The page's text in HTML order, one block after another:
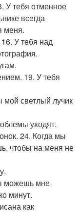
У тебя отменное
всегда
меня.
У тебя над
19. У тебя
мой светлый лучик
уходят.
24. Когда мы
чтобы на меня не
можешь мне
минут.
как